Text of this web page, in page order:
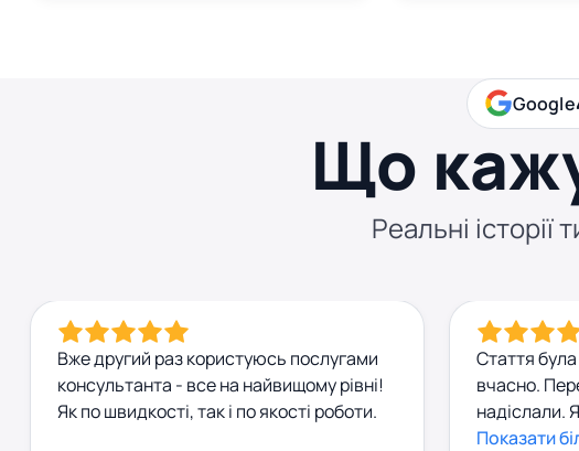
Google
Що
Реальні історії
Вже другий раз користуюсь послугами
консультанта - все на найвищому рівні!
Як по швидкості, так і по якості роботи.
Стаття
вчасно.
надіслали.
Консультат
Показати